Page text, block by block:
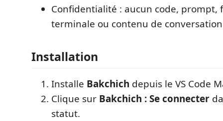
Confidentialité : aucun code, prompt,
terminale ou contenu de
Installation
Installe Bakchich depuis le VS Code
Clique sur Bakchich : Se connecter
statut.